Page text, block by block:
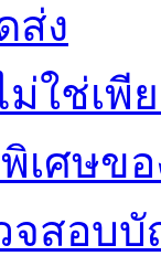
ส่ง
ใช่เพี
เศษข
จสอบ